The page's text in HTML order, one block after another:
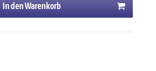
In den Warenkorb